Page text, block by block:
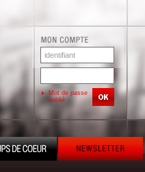
Mot de passe
oublié